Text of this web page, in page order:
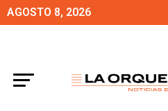
AGOSTO 8, 2026